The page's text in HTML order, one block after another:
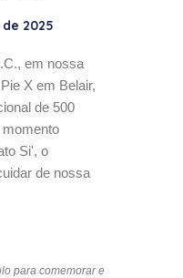
2025
em nossa
X em Belair,
de 500
Si', o
de nossa
para comemorar e